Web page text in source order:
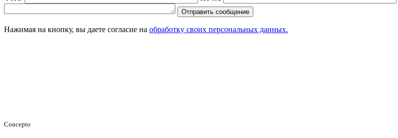
Нажимая на кнопку, вы даете согласие на обработку своих персональных данных.
Concepto